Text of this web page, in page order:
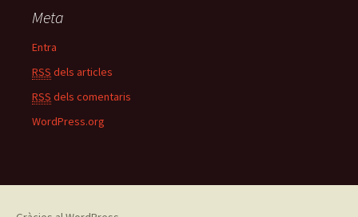
Meta
Entra
RSS dels articles
RSS dels comentaris
WordPress.org